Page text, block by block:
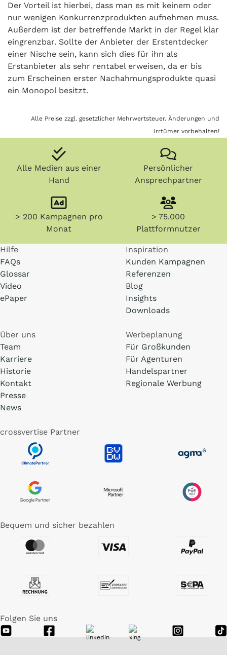
Der Vorteil ist hierbei, dass man es mit keinem oder
nur wenigen Konkurrenzprodukten aufnehmen muss.
Außerdem ist der betreffende Markt in der Regel klar
eingrenzbar. Sollte der Anbieter der Erstentdecker
einer Nische sein, kann sich dies für ihn als
Erstanbieter als sehr rentabel erweisen, da er bis
zum Erscheinen erster Nachahmungsprodukte quasi
ein Monopol besitzt.
Alle Preise zzgl. gesetzlicher Mehrwertsteuer. Änderungen und
Irrtümer vorbehalten!
Alle Medien aus einer
Hand
Persönlicher
Ansprechpartner
> 200 Kampagnen pro
Monat
> 75.000
Plattformnutzer
Hilfe
FAQs
Glossar
Video
ePaper
Inspiration
Kunden Kampagnen
Referenzen
Blog
Insights
Downloads
Über uns
Team
Karriere
Historie
Kontakt
Presse
News
Werbeplanung
Für Großkunden
Für Agenturen
Handelspartner
Regionale Werbung
crossvertise Partner
Bequem und sicher bezahlen
Folgen Sie uns